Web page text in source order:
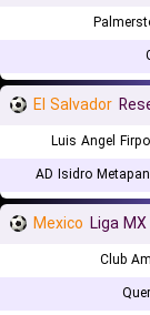
El Salvador
Luis Angel
AD Isidro
Mexico Liga
Club